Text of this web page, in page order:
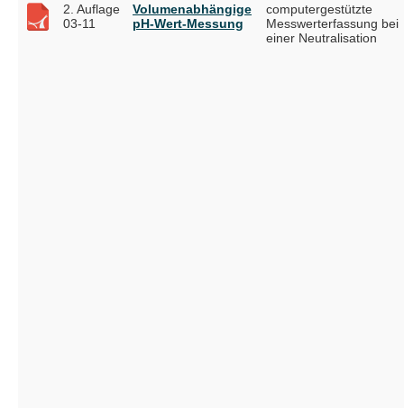
2. Auflage
03-11
Volumenabhängige
pH-Wert-Messung
computergestützte
Messwerterfassung bei
einer Neutralisation